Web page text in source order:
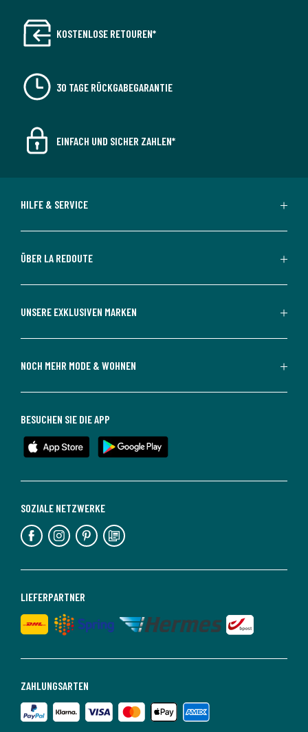
KOSTENLOSE RETOUREN*
30 TAGE RÜCKGABEGARANTIE
EINFACH UND SICHER ZAHLEN*
HILFE & SERVICE
ÜBER LA REDOUTE
UNSERE EXKLUSIVEN MARKEN
NOCH MEHR MODE & WOHNEN
ZAHLUNGSARTEN
LIEFERPARTNER
SOZIALE NETZWERKE
BESUCHEN SIE DIE APP